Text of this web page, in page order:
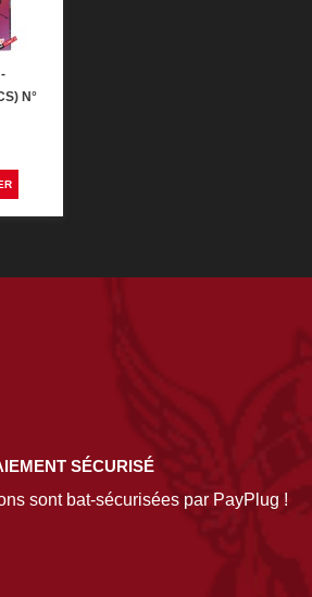
N°
SÉCURISÉ
sont bat-sécurisées par PayPlug !